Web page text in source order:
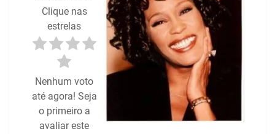
Clique nas
estrelas
Nenhum voto
até agora! Seja
o primeiro a
avaliar este